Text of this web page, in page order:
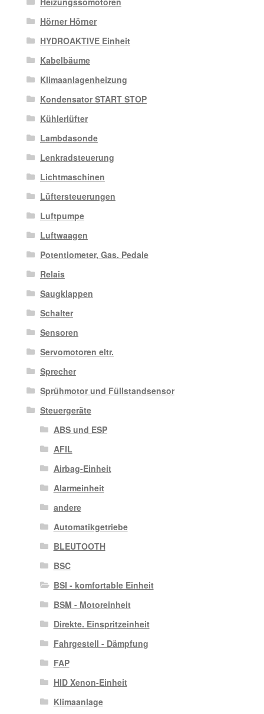
Hörner Hörner
HYDROAKTIVE Einheit
Kabelbäume
Klimaanlagenheizung
Kondensator START STOP
Kühlerlüfter
Lambdasonde
Lenkradsteuerung
Lichtmaschinen
Lüftersteuerungen
Luftpumpe
Luftwaagen
Potentiometer, Gas. Pedale
Relais
Saugklappen
Schalter
Sensoren
Servomotoren eltr.
Sprecher
Sprühmotor und Füllstandsensor
Steuergeräte
ABS und ESP
AFIL
Airbag-Einheit
Alarmeinheit
andere
Automatikgetriebe
BLEUTOOTH
BSC
BSI - komfortable Einheit
BSM - Motoreinheit
Direkte. Einspritzeinheit
Fahrgestell - Dämpfung
FAP
HID Xenon-Einheit
Klimaanlage